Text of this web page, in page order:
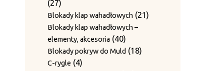
Mocowanie rolek
produktów
Obcinaki do drutu / Mocowanie
noży 77
produktów
Odbojniki 11
produkt
Odbojniki gumowe 11
Osłony rolek prowadzących
2727
produktów
Blokady klap wahadłowych 2121
Blokady klap wahadłowych –
elementy, akcesoria
4040
produktów
Blokady pokryw do Muld 1818
C-rygle 44